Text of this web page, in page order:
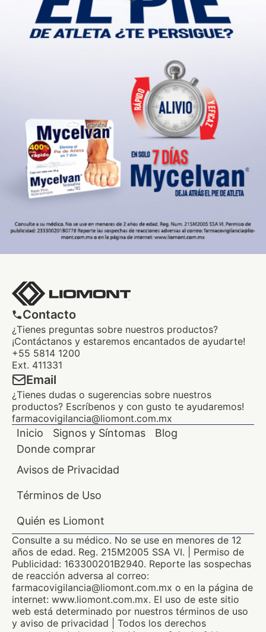
Contacto
¿Tienes preguntas sobre nuestros productos?
¡Contáctanos y estaremos encantados de ayudarte!
+55 5814 1200
Ext. 411331
Email
¿Tienes dudas o sugerencias sobre nuestros
productos? Escríbenos y con gusto te ayudaremos!
farmacovigilancia@liomont.com.mx
Inicio Signos y Síntomas
Blog
Donde comprar
Avisos de Privacidad
Términos de Uso
Quién es Liomont
Consulte a su médico. No se use en menores de 12
años de edad. Reg. 215M2005 SSA VI. | Permiso de
Publicidad: 163300201B2940. Reporte las sospechas
de reacción adversa al correo:
farmacovigilancia@liomont.com.mx o en la página de
internet: www.liomont.com.mx. El uso de este sitio
web está determinado por nuestros términos de uso
y aviso de privacidad | Todos los derechos